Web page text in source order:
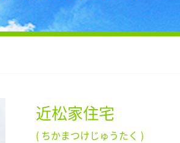
近松家住宅
( ちかまつけじゅうたく )